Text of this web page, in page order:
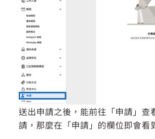
送出申請之後，能前往「申請」查
請，那麼在「申請」的欄位即會看